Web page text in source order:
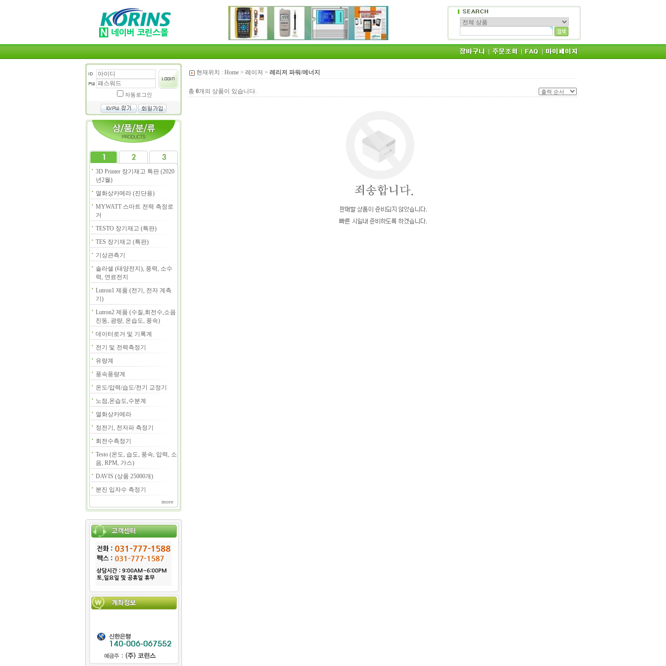
자동로그인
3D Printer 장기재고 특판 (2020
년2월)
열화상카메라 (진단용)
MYWATT 스마트 전력 측정로
거
TESTO 장기재고 (특판)
TES 장기재고 (특판)
기상관측기
솔라셀 (태양전지), 풍력, 소수
력, 연료전지
Lutron1 제품 (전기, 전자 계측
기)
Lutron2 제품 (수질,회전수,소음
진동, 광량, 온습도, 풍속)
데이터로거 및 기록계
전기 및 전력측정기
유량계
풍속풍량계
온도/압력/습도/전기 교정기
노점,온습도,수분계
열화상카메라
정전기, 전자파 측정기
회전수측정기
Testo (온도, 습도, 풍속, 압력, 소
음, RPM, 가스)
DAVIS (상품 25000개)
분진 입자수 측정기
more
현재위치 : Home > 레이저 > 레리저 파워/에너지
총 0개의 상품이 있습니다.